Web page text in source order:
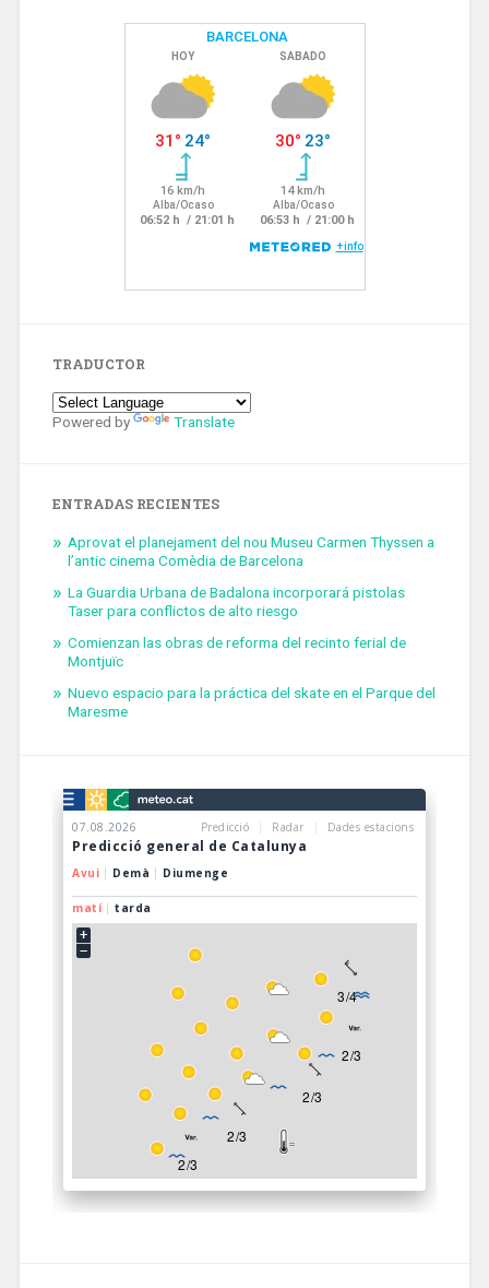
TRADUCTOR
Powered by Translate
ENTRADAS RECIENTES
Aprovat el planejament del nou Museu Carmen Thyssen a
l’antic cinema Comèdia de Barcelona
La Guardia Urbana de Badalona incorporará pistolas
Taser para conflictos de alto riesgo
Comienzan las obras de reforma del recinto ferial de
Montjuïc
Nuevo espacio para la práctica del skate en el Parque del
Maresme